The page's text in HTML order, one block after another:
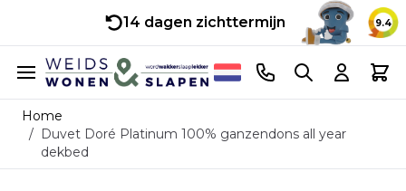
14 dagen zichttermijn 9.4
Ga naar de inhoud
Telefoonnummer
Search Cart
Home
/ Duvet Doré Platinum 100% ganzendons all year
dekbed